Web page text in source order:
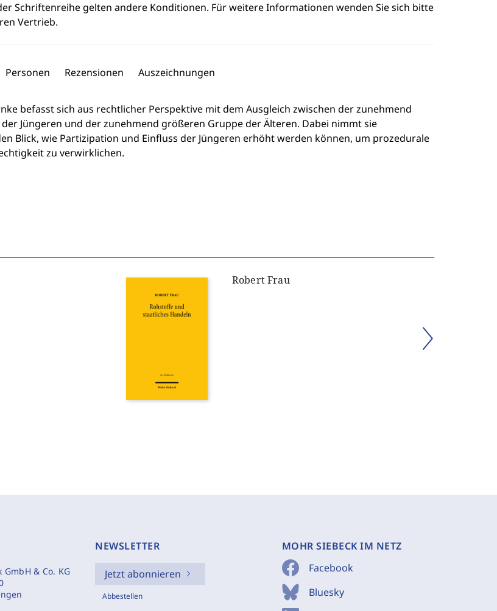
Schriftenreihe gelten andere Konditionen. Für weitere Informationen wenden Sie sich bitte
Vertrieb.
Personen Rezensionen Auszeichnungen
befasst sich aus rechtlicher Perspektive mit dem Ausgleich zwischen der zunehmend
Jüngeren und der zunehmend größeren Gruppe der Älteren. Dabei nimmt sie
Blick, wie Partizipation und Einfluss der Jüngeren erhöht werden können, um prozedurale
zu verwirklichen.
Robert Frau
GmbH & Co. KG
NEWSLETTER
Jetzt abonnieren
Abbestellen
MOHR SIEBECK IM NETZ
Facebook
Bluesky